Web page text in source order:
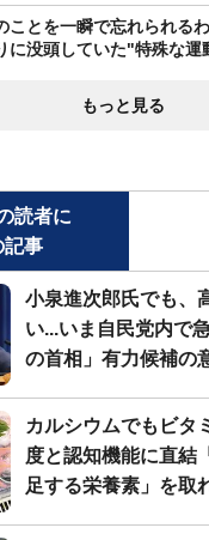
ことを一瞬で忘れられる
に没頭していた"特殊な運
もっと見る
読者に
記事
小泉進次郎氏でも、
い...いま自民党内で
の首相」有力候補の
カルシウムでもビタ
度と認知機能に直結
足する栄養素」を取